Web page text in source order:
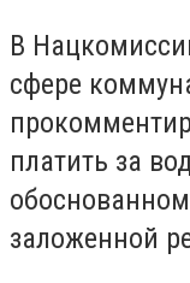
В
сфере
платить за
заложенной